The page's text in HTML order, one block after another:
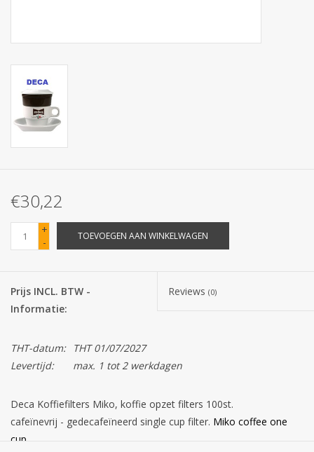
Verpakking
Kantoorbenodigdheden
Corona
Sinterklaassnoep
Carnavalssnoep
Merken
€30,22
+
-
TOEVOEGEN AAN WINKELWAGEN
Prijs INCL. BTW -
Informatie:
Reviews (0)
THT-datum:
THT 01/07/2027
Levertijd:
max. 1 tot 2 werkdagen
Deca Koffiefilters Miko, koffie opzet filters 100st.
cafeïnevrij - gedecafeïneerd single cup filter. Miko coffee one
cup.